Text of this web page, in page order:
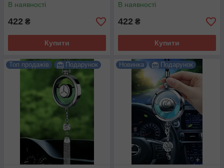
В наявності
422 ₴
Купити
В наявності
422 ₴
Купити
Топ продажів Подарунок Новинка Подарунок